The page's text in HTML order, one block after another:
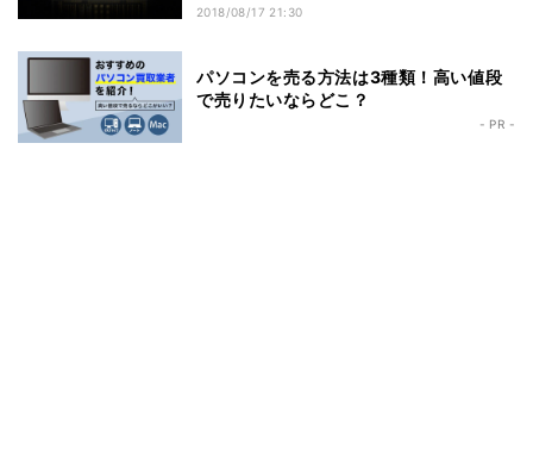
2018/08/17 21:30
パソコンを売る方法は3種類！高い値段
で売りたいならどこ？
- PR -